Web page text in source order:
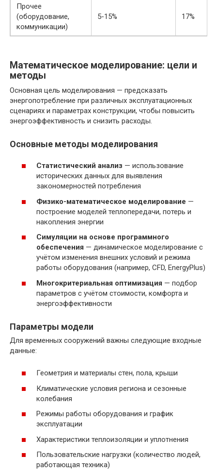
Прочее
(оборудование,
коммуникации)
5-15% 17%
Математическое моделирование: цели и
методы
Основная цель моделирования — предсказать
энергопотребление при различных эксплуатационных
сценариях и параметрах конструкции, чтобы повысить
энергоэффективность и снизить расходы.
Основные методы моделирования
Статистический анализ — использование
исторических данных для выявления
закономерностей потребления
Физико-математическое моделирование —
построение моделей теплопередачи, потерь и
накопления энергии
Симуляции на основе программного
обеспечения — динамическое моделирование с
учётом изменения внешних условий и режима
работы оборудования (например, CFD, EnergyPlus)
Многокритериальная оптимизация — подбор
параметров с учётом стоимости, комфорта и
энергоэффективности
Параметры модели
Для временных сооружений важны следующие входные
данные:
Геометрия и материалы стен, пола, крыши
Климатические условия региона и сезонные
колебания
Режимы работы оборудования и график
эксплуатации
Характеристики теплоизоляции и уплотнения
Пользовательские нагрузки (количество людей,
работающая техника)